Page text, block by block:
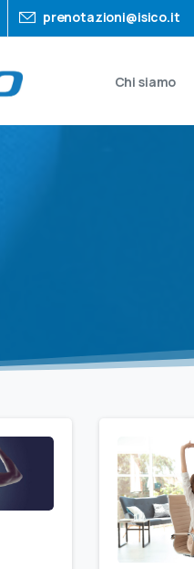
prenotazioni@isico.it
Chi siamo